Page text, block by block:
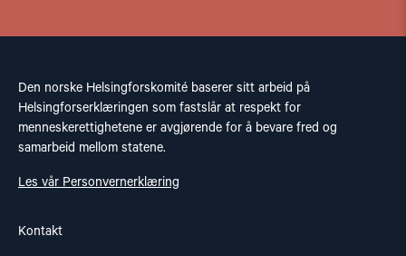
Den norske Helsingforskomité baserer sitt arbeid på
Helsingforserklæringen som fastslår at respekt for
menneskerettighetene er avgjørende for å bevare fred og
samarbeid mellom statene.
Les vår Personvernerklæring
Kontakt